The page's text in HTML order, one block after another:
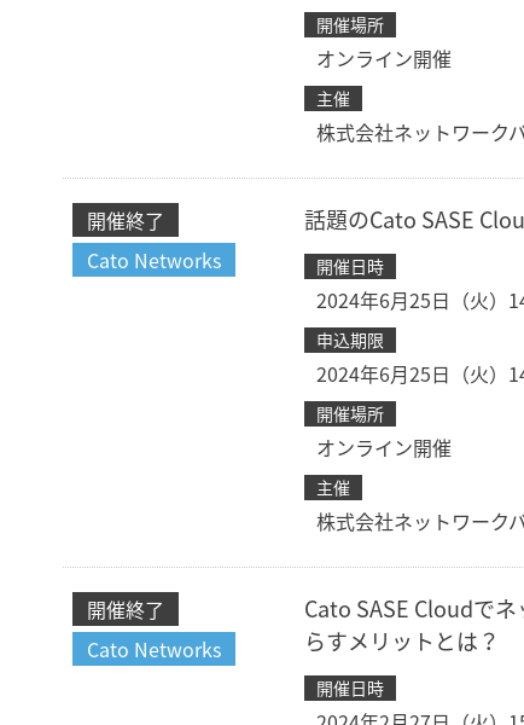
開催場所
オンライン開催
主催
株式会社ネットワーク
開催終了
Cato Networks
話題のCato SASE
開催日時
2024年6月25日（火）
申込期限
2024年6月25日（火）
開催場所
オンライン開催
主催
株式会社ネットワーク
開催終了
Cato Networks
Cato SASE Cloudで
らすメリットとは？
開催日時